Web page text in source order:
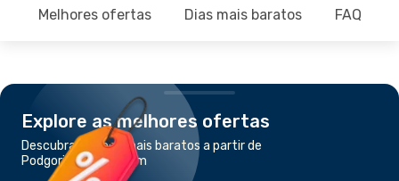
Melhores ofertas Dias mais baratos FAQ
Explore as melhores ofertas
Descubra os voos mais baratos a partir de
Podgorica para Berlim